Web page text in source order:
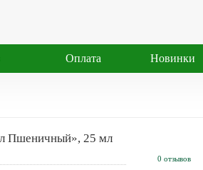
Оплата Новинки
Пшеничный», 25 мл
0 отзывов